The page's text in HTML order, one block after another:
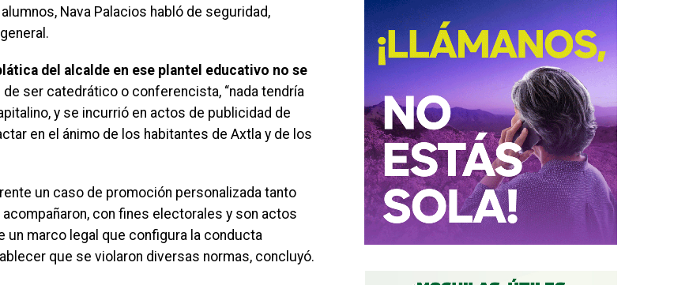
Nava Palacios habló de seguridad,
del alcalde en ese plantel educativo no se
ser catedrático o conferencista, “nada tendría
y se incurrió en actos de publicidad de
en el ánimo de los habitantes de Axtla y de los
un caso de promoción personalizada tanto
con fines electorales y son actos
marco legal que configura la conducta
que se violaron diversas normas, concluyó.